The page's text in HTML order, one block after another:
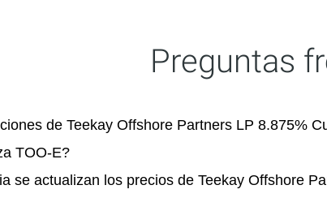
Preguntas
de Teekay Offshore Partners LP 8.875%
TOO-E?
se actualizan los precios de Teekay Offshore